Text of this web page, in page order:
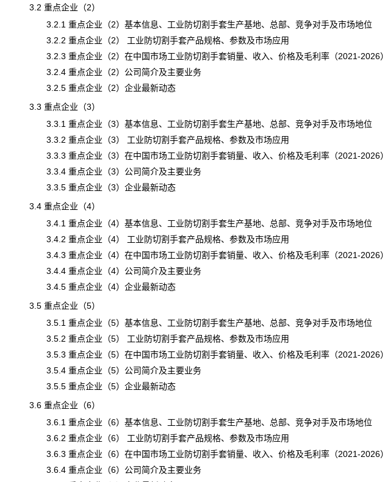
3.2 重点企业（2）
3.2.1 重点企业（2）基本信息、 工业防切割手套生产基地、总部、竞争对手及市场地位
3.2.2 重点企业（2） 工业防切割手套产品规格、参数及市场应用
3.2.3 重点企业（2）在中国市场工业防切割手套销量、收入、价格及毛利率（2021-2026）
3.2.4 重点企业（2）公司简介及主要业务
3.2.5 重点企业（2）企业最新动态
3.3 重点企业（3）
3.3.1 重点企业（3）基本信息、工业防切割手套生产基地、总部、竞争对手及市场地位
3.3.2 重点企业（3） 工业防切割手套产品规格、参数及市场应用
3.3.3 重点企业（3）在中国市场工业防切割手套销量、收入、价格及毛利率（2021-2026）
3.3.4 重点企业（3）公司简介及主要业务
3.3.5 重点企业（3）企业最新动态
3.4 重点企业（4）
3.4.1 重点企业（4）基本信息、工业防切割手套生产基地、总部、竞争对手及市场地位
3.4.2 重点企业（4） 工业防切割手套产品规格、参数及市场应用
3.4.3 重点企业（4）在中国市场工业防切割手套销量、收入、价格及毛利率（2021-2026）
3.4.4 重点企业（4）公司简介及主要业务
3.4.5 重点企业（4）企业最新动态
3.5 重点企业（5）
3.5.1 重点企业（5）基本信息、工业防切割手套生产基地、总部、竞争对手及市场地位
3.5.2 重点企业（5） 工业防切割手套产品规格、参数及市场应用
3.5.3 重点企业（5）在中国市场工业防切割手套销量、收入、价格及毛利率（2021-2026）
3.5.4 重点企业（5）公司简介及主要业务
3.5.5 重点企业（5）企业最新动态
3.6 重点企业（6）
3.6.1 重点企业（6）基本信息、工业防切割手套生产基地、总部、竞争对手及市场地位
3.6.2 重点企业（6） 工业防切割手套产品规格、参数及市场应用
3.6.3 重点企业（6）在中国市场工业防切割手套销量、收入、价格及毛利率（2021-2026）
3.6.4 重点企业（6）公司简介及主要业务